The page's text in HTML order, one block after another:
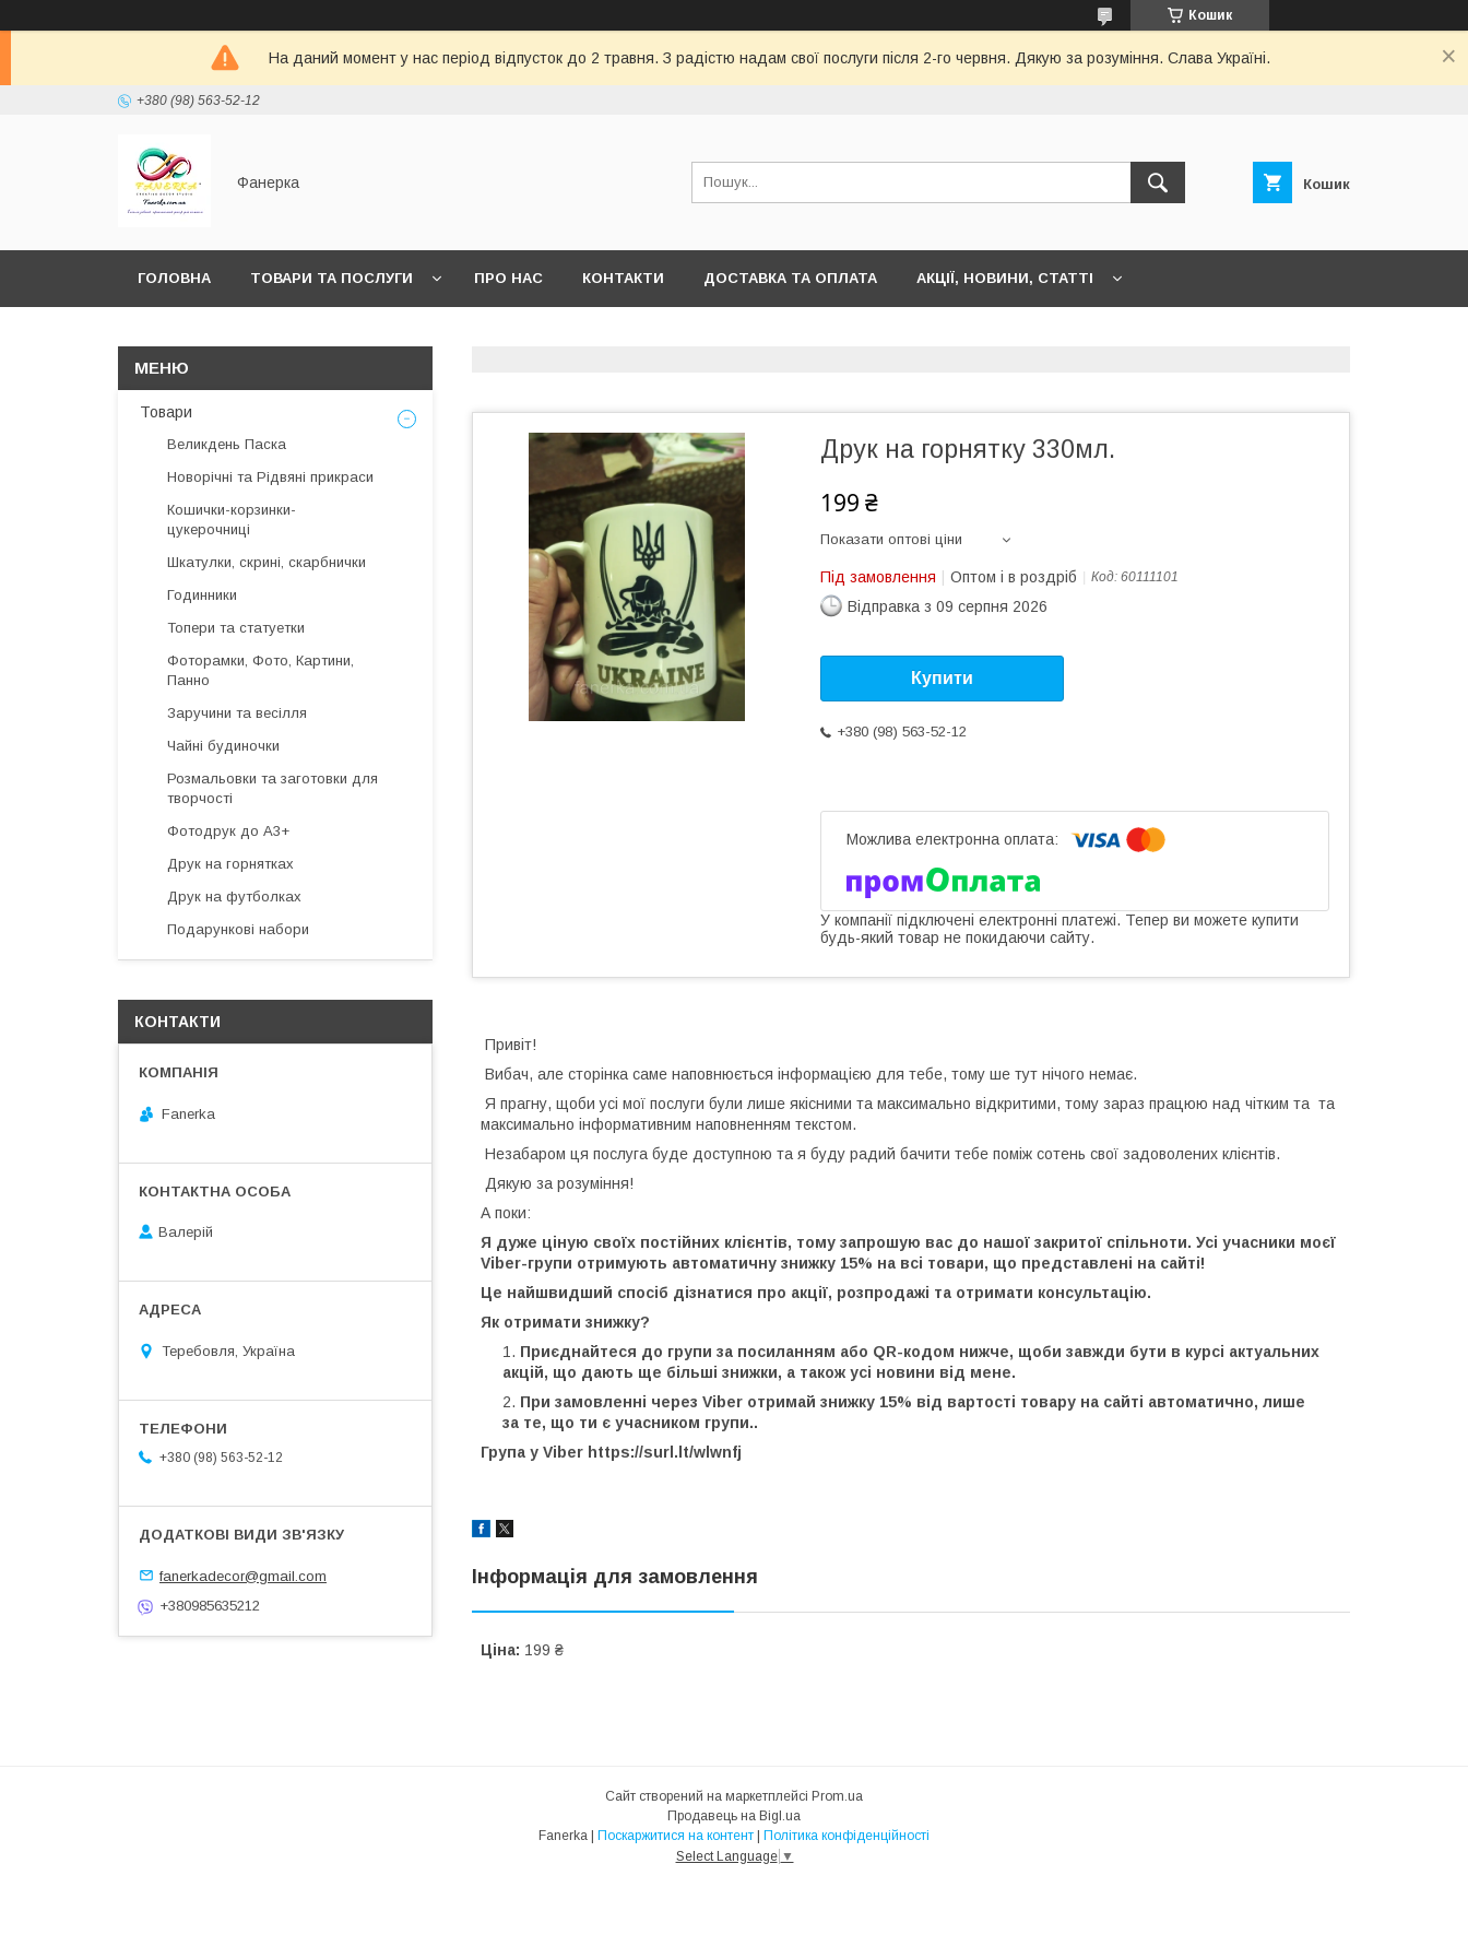
Кошик
На даний момент у нас період відпусток до 2 травня. З радістю надам свої послуги після 2-го червня. Дякую за розуміння. Слава Україні.
+380 (98) 563-52-12
Фанерка Кошик
ГОЛОВНА ТОВАРИ ТА ПОСЛУГИ ПРО НАС КОНТАКТИ ДОСТАВКА ТА ОПЛАТА АКЦІЇ, НОВИНИ, СТАТТІ
Друк на горнятку 330мл.
199 ₴
Показати оптові ціни
Під замовлення Оптом і в роздріб Код: 60111101
Відправка з 09 серпня 2026
Купити
+380 (98) 563-52-12
У компанії підключені електронні платежі. Тепер ви можете купити
будь-який товар не покидаючи сайту.
Привіт!
Вибач, але сторінка саме наповнюється інформацією для тебе, тому ше тут нічого немає.
Я прагну, щоби усі мої послуги були лише якісними та максимально відкритими, тому зараз працюю над чітким та та
максимально інформативним наповненням текстом.
Незабаром ця послуга буде доступною та я буду радий бачити тебе поміж сотень свої задоволених клієнтів.
Дякую за розуміння!
А поки:
Я дуже ціную своїх постійних клієнтів, тому запрошую вас до нашої закритої спільноти. Усі учасники моєї
Viber-групи отримують автоматичну знижку 15% на всі товари, що представлені на сайті!
Це найшвидший спосіб дізнатися про акції, розпродажі та отримати консультацію.
Як отримати знижку?
Приєднайтеся до групи за посиланням або QR-кодом нижче, щоби завжди бути в курсі актуальних
акцій, що дають ще більші знижки, а також усі новини від мене.
При замовленні через Viber отримай знижку 15% від вартості товару на сайті автоматично, лише
за те, що ти є учасником групи..
Група у Viber https://surl.lt/wlwnfj
Інформація для замовлення
Ціна: 199 ₴
Товари
Великдень Паска
Новорічні та Рідвяні прикраси
Кошички-корзинки-
цукерочниці
Шкатулки, скрині, скарбнички
Годинники
Топери та статуетки
Фоторамки, Фото, Картини,
Панно
Заручини та весілля
Чайні будиночки
Розмальовки та заготовки для
творчості
Фотодрук до А3+
Друк на горнятках
Друк на футболках
Подарункові набори
КОНТАКТИ
Fanerka
Валерій
Теребовля, Україна
+380 (98) 563-52-12
fanerkadecor@gmail.com
+380985635212
Сайт створений на маркетплейсі Prom.ua
Продавець на Bigl.ua
Поскаржитися на контент
Політика конфіденційності
Select Language ▼